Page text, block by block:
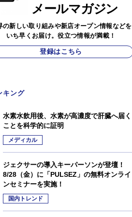
メールマガジン
の新しい取り組みや新店オープン情報などを
いち早くお届け。役立つ情報が満載！
登録はこちら
キング
水素水飲用後、水素が高濃度で肝臓へ届く
ことを科学的に証明
メディカル
ジェクサーの導入キーパーソンが登壇！
8/28（金）に「PULSEZ」の無料オンライ
ンセミナーを実施！
国内トレンド